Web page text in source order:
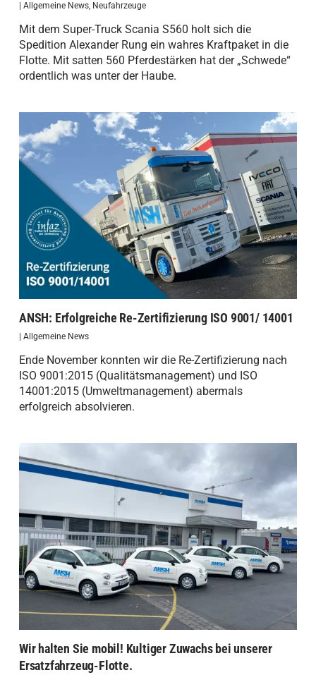
Allgemeine News, Neufahrzeuge
Mit dem Super-Truck Scania S560 holt sich die
Spedition Alexander Rung ein wahres Kraftpaket in die
Flotte. Mit satten 560 Pferdestärken hat der „Schwede“
ordentlich was unter der Haube.
ANSH: Erfolgreiche Re-Zertifizierung ISO 9001/ 14001
Allgemeine News
Ende November konnten wir die Re-Zertifizierung nach
ISO 9001:2015 (Qualitätsmanagement) und ISO
14001:2015 (Umweltmanagement) abermals
erfolgreich absolvieren.
Wir halten Sie mobil! Kultiger Zuwachs bei unserer
Ersatzfahrzeug-Flotte.